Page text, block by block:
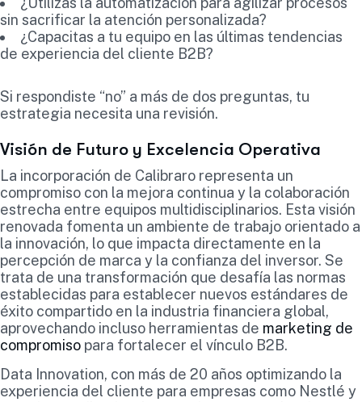
sin sacrificar la atención personalizada?
¿Capacitas a tu equipo en las últimas tendencias
de experiencia del cliente B2B?
Si respondiste “no” a más de dos preguntas, tu
estrategia necesita una revisión.
Visión de Futuro y Excelencia Operativa
La incorporación de Calibraro representa un
compromiso con la mejora continua y la colaboración
estrecha entre equipos multidisciplinarios. Esta visión
renovada fomenta un ambiente de trabajo orientado a
la innovación, lo que impacta directamente en la
percepción de marca y la confianza del inversor. Se
trata de una transformación que desafía las normas
establecidas para establecer nuevos estándares de
éxito compartido en la industria financiera global,
aprovechando incluso herramientas de marketing de
compromiso para fortalecer el vínculo B2B.
Data Innovation, con más de 20 años optimizando la
experiencia del cliente para empresas como Nestlé y